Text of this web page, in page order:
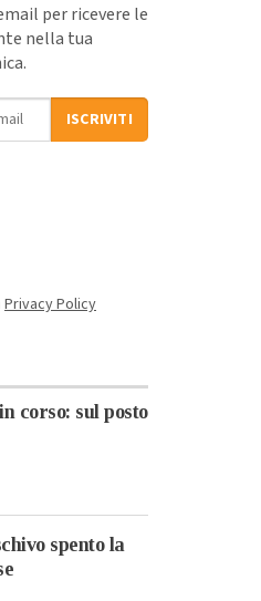
per ricevere le
nella tua
ISCRIVITI
Privacy Policy
corso: sul posto
spento la